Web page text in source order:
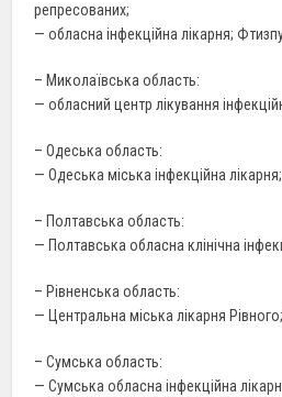
репресованих;
— обласна інфекційна лікарня;
– Миколаївська область:
— обласний центр лікування
– Одеська область:
— Одеська міська інфекційна лікарня;
– Полтавська область:
— Полтавська обласна клінічна
– Рівненська область:
— Центральна міська лікарня
– Сумська область:
— Сумська обласна інфекційна